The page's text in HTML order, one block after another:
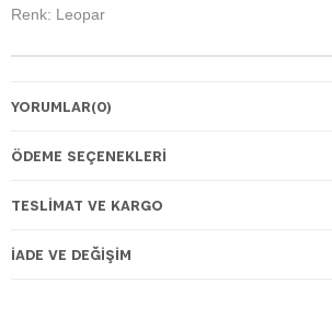
Renk: Leopar
YORUMLAR(0)
ÖDEME SEÇENEKLERI
TESLIMAT VE KARGO
İADE VE DEĞIŞIM